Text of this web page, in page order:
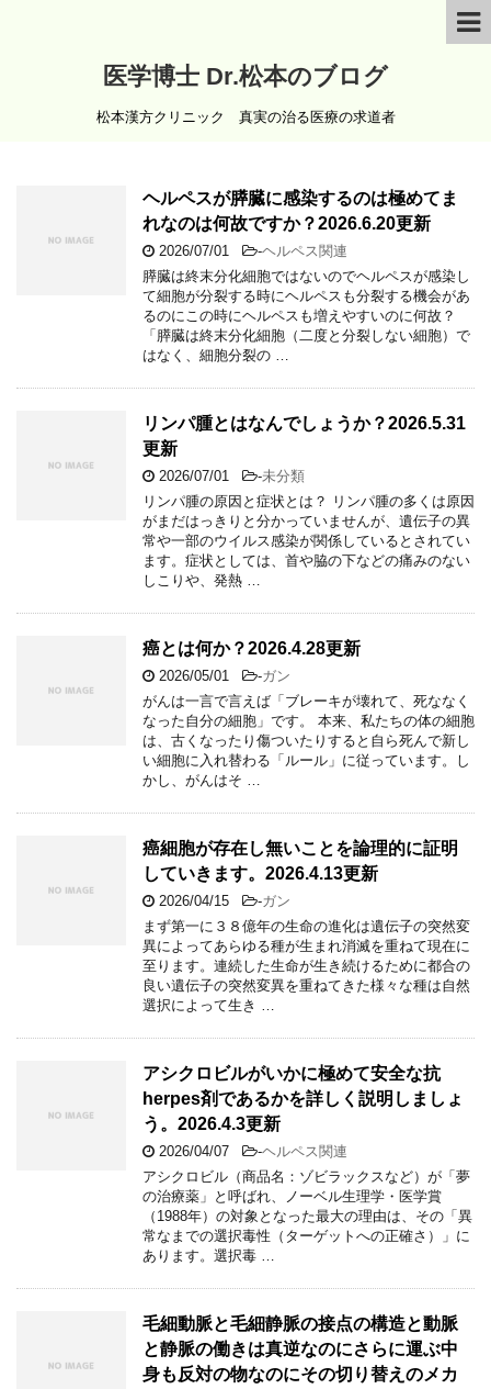
医学博士 Dr.松本のブログ
松本漢方クリニック 真実の治る医療の求道者
ヘルペスが膵臓に感染するのは極めてま
れなのは何故ですか？2026.6.20更新
2026/07/01 -ヘルペス関連
膵臓は終末分化細胞ではないのでヘルペスが感染し
て細胞が分裂する時にヘルペスも分裂する機会があ
るのにこの時にヘルペスも増えやすいのに何故？
「膵臓は終末分化細胞（二度と分裂しない細胞）で
はなく、細胞分裂の …
リンパ腫とはなんでしょうか？2026.5.31
更新
2026/07/01 -未分類
リンパ腫の原因と症状とは？ リンパ腫の多くは原因
がまだはっきりと分かっていませんが、遺伝子の異
常や一部のウイルス感染が関係しているとされてい
ます。症状としては、首や脇の下などの痛みのない
しこりや、発熱 …
癌とは何か？2026.4.28更新
2026/05/01 -ガン
がんは一言で言えば「ブレーキが壊れて、死ななく
なった自分の細胞」です。 本来、私たちの体の細胞
は、古くなったり傷ついたりすると自ら死んで新し
い細胞に入れ替わる「ルール」に従っています。し
かし、がんはそ …
癌細胞が存在し無いことを論理的に証明
していきます。2026.4.13更新
2026/04/15 -ガン
まず第一に３８億年の生命の進化は遺伝子の突然変
異によってあらゆる種が生まれ消滅を重ねて現在に
至ります。連続した生命が生き続けるために都合の
良い遺伝子の突然変異を重ねてきた様々な種は自然
選択によって生き …
アシクロビルがいかに極めて安全な抗
herpes剤であるかを詳しく説明しましょ
う。2026.4.3更新
2026/04/07 -ヘルペス関連
アシクロビル（商品名：ゾビラックスなど）が「夢
の治療薬」と呼ばれ、ノーベル生理学・医学賞
（1988年）の対象となった最大の理由は、その「異
常なまでの選択毒性（ターゲットへの正確さ）」に
あります。選択毒 …
毛細動脈と毛細静脈の接点の構造と動脈
と静脈の働きは真逆なのにさらに運ぶ中
身も反対の物なのにその切り替えのメカ